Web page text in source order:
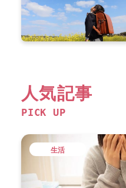
人気記事
PICK UP
生活